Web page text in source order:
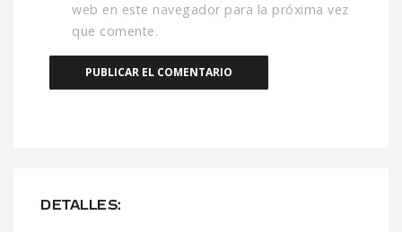
DETALLES:
web en este navegador para la próxima vez
que comente.